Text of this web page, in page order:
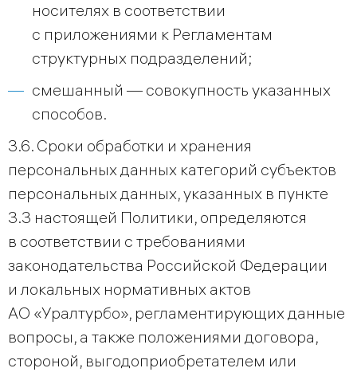
носителях в соответствии
с приложениями к Регламентам
структурных подразделений;
смешанный — совокупность указанных
способов.
3.6. Сроки обработки и хранения
персональных данных категорий субъектов
персональных данных, указанных в пункте
3.3 настоящей Политики, определяются
в соответствии с требованиями
законодательства Российской Федерации
и локальных нормативных актов
АО «Уралтурбо», регламентирующих данные
вопросы, а также положениями договора,
стороной, выгодоприобретателем или